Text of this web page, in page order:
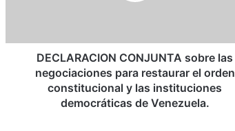
orden
constitucionalDECLARACION CONJUNTA sobre las
negociaciones para restaurar el orden
constitucional y las instituciones
democráticas de Venezuela.